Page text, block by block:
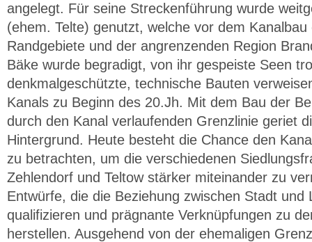
angelegt. Für seine Streckenführung wurde
(ehem. Telte) genutzt, welche vor dem
Randgebiete und der angrenzenden Region
Bäke wurde begradigt, von ihr gespeiste Seen
denkmalgeschützte, technische Bauten
Kanals zu Beginn des 20.Jh. Mit dem Bau der
durch den Kanal verlaufenden Grenzlinie geriet
Hintergrund. Heute besteht die Chance den
zu betrachten, um die verschiedenen
Zehlendorf und Teltow stärker miteinander zu
Entwürfe, die die Beziehung zwischen Stadt und
qualifizieren und prägnante Verknüpfungen zu
herstellen. Ausgehend von der ehemaligen